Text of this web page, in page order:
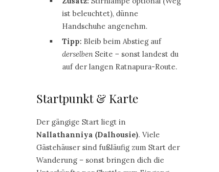
ist beleuchtet), dünne
Handschuhe angenehm.
Tipp: Bleib beim Abstieg auf
derselbenSeite – sonst landest du
auf der langen Ratnapura-Route.
Startpunkt & Karte
Der gängige Start liegt in
Nallathanniya (Dalhousie). Viele
Gästehäuser sind fußläufig zum Start der
Wanderung – sonst bringen dich die